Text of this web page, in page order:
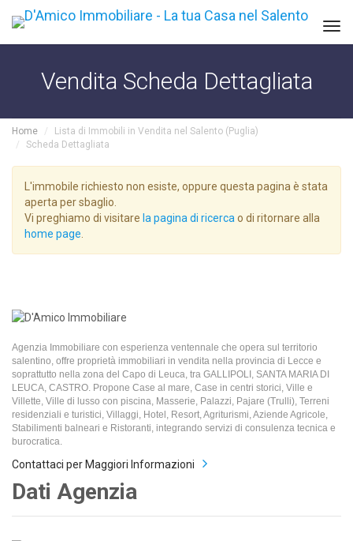
Vendita Scheda Dettagliata
Home
Lista di Immobili in Vendita nel Salento (Puglia)
Scheda Dettagliata
L'immobile richiesto non esiste, oppure questa pagina è stata
aperta per sbaglio.
Vi preghiamo di visitare la pagina di ricerca o di ritornare alla
home page
Agenzia Immobiliare con esperienza ventennale che opera sul territorio
salentino, offre proprietà immobiliari in vendita nella provincia di Lecce e
soprattutto nella zona del Capo di Leuca, tra GALLIPOLI, SANTA MARIA DI
LEUCA, CASTRO. Propone Case al mare, Case in centri storici, Ville e
Villette, Ville di lusso con piscina, Masserie, Palazzi, Pajare (Trulli), Terreni
residenziali e turistici, Villaggi, Hotel, Resort, Agriturismi, Aziende Agricole,
Stabilimenti balneari e Ristoranti, integrando servizi di consulenza tecnica e
burocratica.
Contattaci per Maggiori Informazioni
Dati Agenzia